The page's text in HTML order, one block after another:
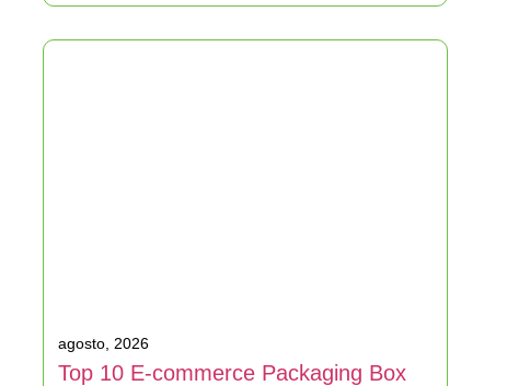
agosto, 2026
Top 10 E-commerce Packaging Box